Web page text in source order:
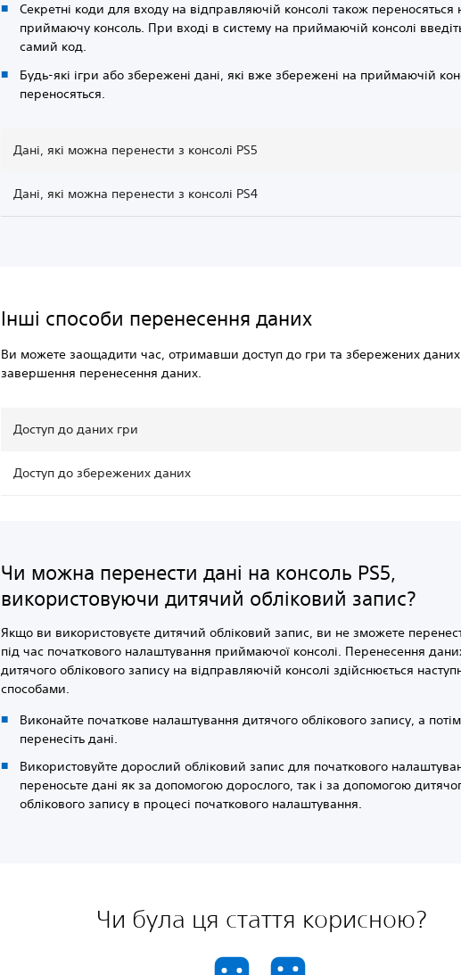
Секретні коди для входу на відправляючій консолі також переносяться
приймаючу консоль. При вході в систему на приймаючій консолі
самий код.
Будь-які ігри або збережені дані, які вже збережені на приймаючій
переносяться.
Дані, які можна перенести з консолі PS5
Дані, які можна перенести з консолі PS4
Інші способи перенесення даних
Ви можете заощадити час, отримавши доступ до гри та збережених даних
завершення перенесення даних.
Доступ до даних гри
Доступ до збережених даних
Чи можна перенести дані на консоль PS5,
використовуючи дитячий обліковий запис?
Якщо ви використовуєте дитячий обліковий запис, ви не зможете
під час початкового налаштування приймаючої консолі. Перенесення
дитячого облікового запису на відправляючій консолі здійснюється
способами.
Виконайте початкове налаштування дитячого облікового запису, а потім
перенесіть дані.
Використовуйте дорослий обліковий запис для початкового
переносьте дані як за допомогою дорослого, так і за допомогою
облікового запису в процесі початкового налаштування.
Чи була ця стаття корисною?